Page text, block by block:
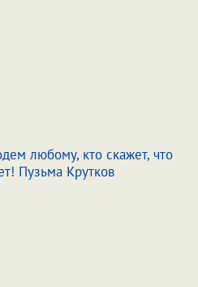
любому, кто скажет, что
Пузьма Крутков